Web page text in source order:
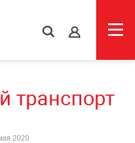
s
транспорт
2020